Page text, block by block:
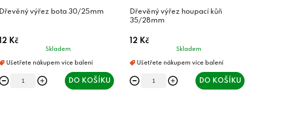
Dřevěný výřez bota 30/25mm
12 Kč
Skladem
DO KOŠÍKU
Dřevěný výřez houpací kůň
35/28mm
12 Kč
Skladem
DO KOŠÍKU